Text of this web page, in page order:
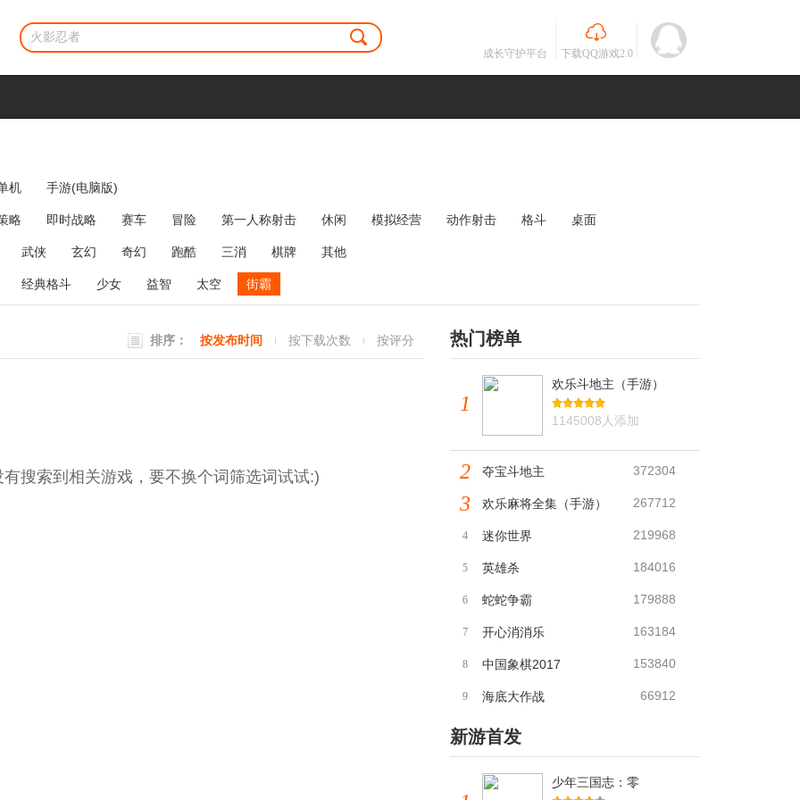
成长守护平台 下载QQ游戏2.0
机 手游(电脑版)
略 即时战略 赛车 冒险 第一人称射击 休闲 模拟经营 动作射击 格斗
桌面
牌类
麻将 网络游戏 弹幕射击 策略塔防
武侠 玄幻 奇幻 跑酷 三消 棋牌 其他
经典格斗 少女 益智 太空 街霸
排序： 按发布时间 按下载次数 按评分
搜索到相关游戏，要不换个词筛选词试试:)
热门榜单
1
欢乐斗地主（手游）
1145008人添加
2 夺宝斗地主 372304
3 欢乐麻将全集（手游） 267712
4 迷你世界 219968
5 英雄杀 184016
6 蛇蛇争霸 179888
7 开心消消乐 163184
8 中国象棋2017 153840
9 海底大作战 66912
新游首发
少年三国志：零